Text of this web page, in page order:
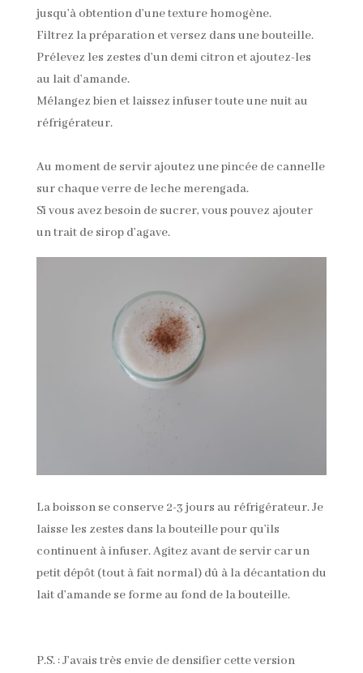
jusqu’à obtention d’une texture homogène.
Filtrez la préparation et versez dans une bouteille.
Prélevez les zestes d’un demi citron et ajoutez-les
au lait d’amande.
Mélangez bien et laissez infuser toute une nuit au
réfrigérateur.
Au moment de servir ajoutez une pincée de cannelle
sur chaque verre de leche merengada.
Si vous avez besoin de sucrer, vous pouvez ajouter
un trait de sirop d’agave.
La boisson se conserve 2-3 jours au réfrigérateur. Je
laisse les zestes dans la bouteille pour qu’ils
continuent à infuser. Agitez avant de servir car un
petit dépôt (tout à fait normal) dû à la décantation du
lait d’amande se forme au fond de la bouteille.
P.S. : J’avais très envie de densifier cette version